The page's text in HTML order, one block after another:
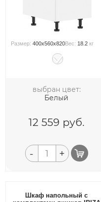
Размер:400x560x820Вес: 18.2 кг
выбран цвет:
Белый
12 559 руб.
- +
Шкаф напольный с